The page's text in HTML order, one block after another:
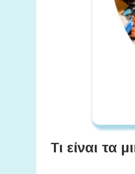
Τι είναι τα